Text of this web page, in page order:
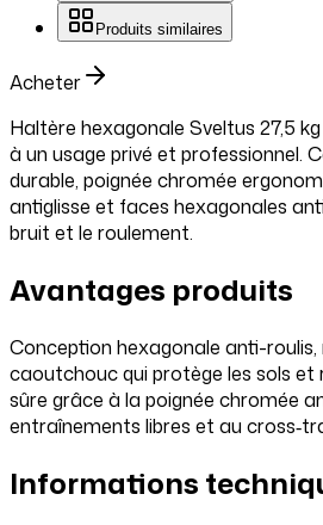
Produits similaires
Acheter
Haltère hexagonale Sveltus 27,5
à un usage privé et professionnel.
durable, poignée chromée
antiglisse et faces hexagonales
bruit et le roulement.
Avantages produits
Conception hexagonale anti-
caoutchouc qui protège les sols et
sûre grâce à la poignée chromée
entraînements libres et au
Informations